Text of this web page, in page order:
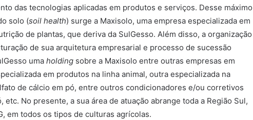
das tecnologias aplicadas em produtos e serviços. Desse máximo
solo (soil health) surge a Maxisolo, uma empresa especializada em
de plantas, que deriva da SulGesso. Além disso, a organização
de sua arquitetura empresarial e processo de sucessão
uma holding sobre a Maxisolo entre outras empresas em
em produtos na linha animal, outra especializada na
de cálcio em pó, entre outros condicionadores e/ou corretivos
etc. No presente, a sua área de atuação abrange toda a Região Sul,
em todos os tipos de culturas agrícolas.